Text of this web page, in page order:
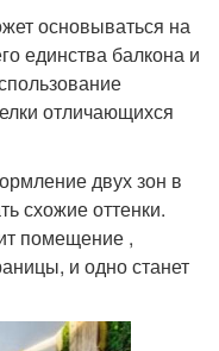
основываться на
единства балкона и
отличающихся
двух зон в
схожие оттенки.
помещение ,
и одно станет